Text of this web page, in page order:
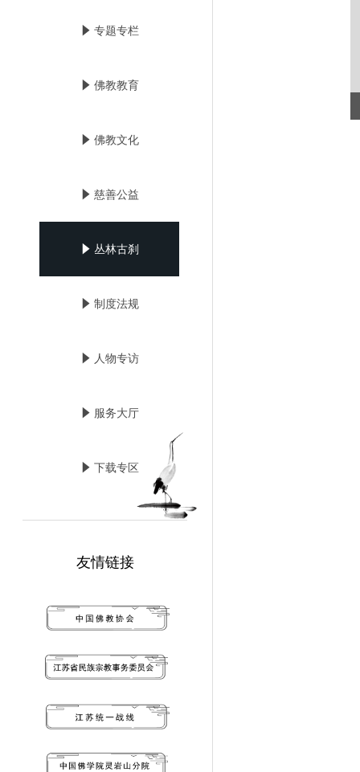
념 专题专栏
념 佛教教育
념 佛教文化
념 慈善公益
념 丛林古刹
념 制度法规
념 人物专访
념 服务大厅
념 下载专区
友情链接